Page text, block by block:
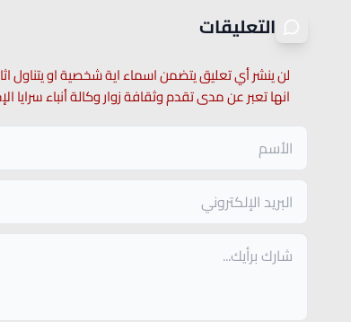
التعليقات
لن ينشر أي تعليق يتضمن اسماء اية شخصية او يتناول
انها تعبر عن مدى تقدم وثقافة زوار وكالة أنباء